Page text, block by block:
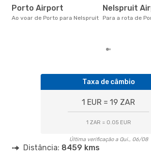
Porto Airport
Ao voar de Porto para Nelspruit
Nelspruit
Para a rota de
Taxa de câmbio
1 EUR = 19 ZAR
1 ZAR = 0.05 EUR
Última verificação a Qui., 06/08
Distância: 8459 kms